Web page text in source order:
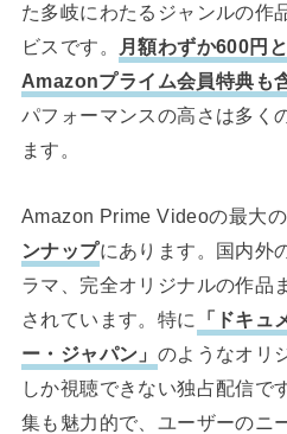
た多岐にわたるジャンルの作
ビスです。
月額わずか600円
Amazonプライム会員特典も
パフォーマンスの高さは多く
ます。
Amazon Prime Videoの最大の
ンナップにあります。国内外
ラマ、完全オリジナルの作品
されています。特に
「ドキュ
ー・ジャパン」 のようなオリ
しか視聴できない独占配信で
集も魅力的で、ユーザーのニ